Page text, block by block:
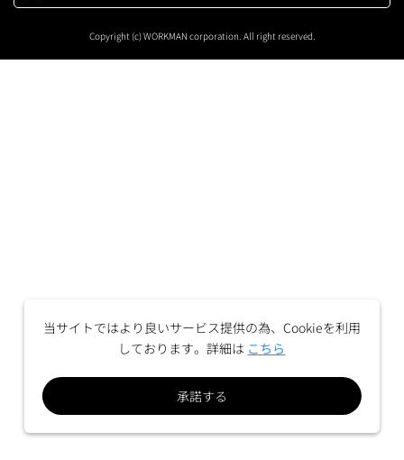
Copyright (c) WORKMAN corporation. All right reserved.
当サイトではより良いサービス提供の為、Cookieを利用
しております。詳細は こちら
承諾する